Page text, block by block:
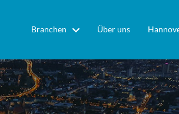
Branchen Über uns